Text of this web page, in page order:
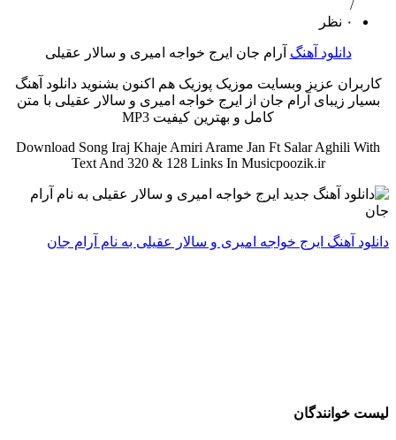
/
۰ نظر
دانلود آهنگ آرام جان ایرج خواجه امیری و سالار عقیلی
کاربران عزیز وبسایت موزیک پوزیک هم اکنون بشنوید دانلود آهنگ
بسیار زیبای آرام جان از ایرج خواجه امیری و سالار عقیلی با متن
کامل و بهترین کیفیت MP3
Download Song Iraj Khaje Amiri Arame Jan Ft Salar Aghili With
Text And 320 & 128 Links In Musicpoozik.ir
دانلود آهنگ ایرج خواجه امیری و سالار عقیلی به نام آرام جان
لیست خوانندگان